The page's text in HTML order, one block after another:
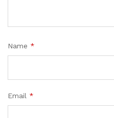
Name *
Email *